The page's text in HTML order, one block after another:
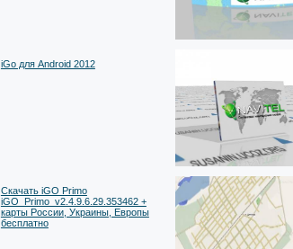
iGo для Android 2012
Скачать iGO Primo
iGO_Primo_v2.4.9.6.29.353462 +
карты России, Украины, Европы
бесплатно